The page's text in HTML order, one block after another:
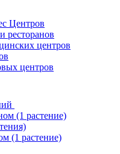
Центров
ресторанов
центров
центров
(1 растение)
(1 растение)